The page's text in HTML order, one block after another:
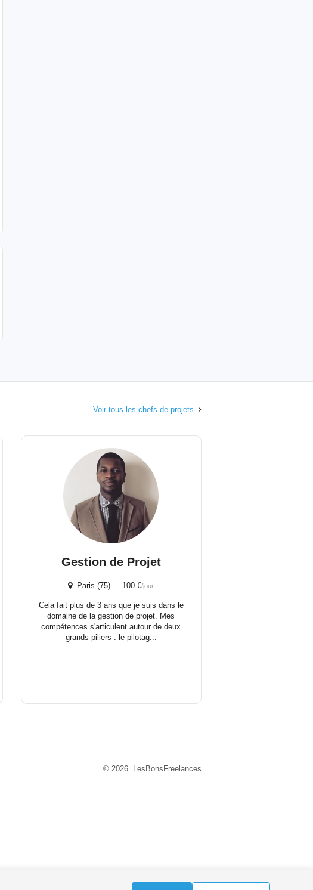
Voir tous les chefs de projets
Gestion de Projet
Paris (75) 100 €/jour
Cela fait plus de 3 ans que je suis dans le
domaine de la gestion de projet. Mes
compétences s'articulent autour de deux
grands piliers : le pilotag...
© 2026 LesBonsFreelances